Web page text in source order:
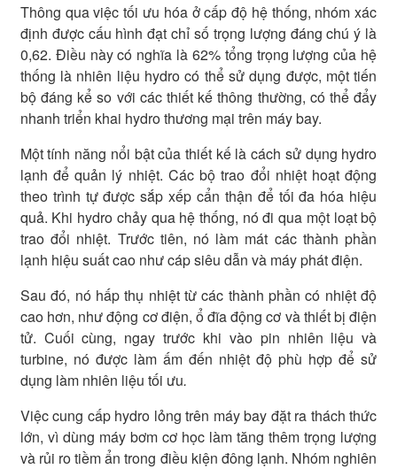
Thông qua việc tối ưu hóa ở cấp độ hệ thống, nhóm xác
định được cấu hình đạt chỉ số trọng lượng đáng chú ý là
0,62. Điều này có nghĩa là 62% tổng trọng lượng của hệ
thống là nhiên liệu hydro có thể sử dụng được, một tiến
bộ đáng kể so với các thiết kế thông thường, có thể đẩy
nhanh triển khai hydro thương mại trên máy bay.
Một tính năng nổi bật của thiết kế là cách sử dụng hydro
lạnh để quản lý nhiệt. Các bộ trao đổi nhiệt hoạt động
theo trình tự được sắp xếp cẩn thận để tối đa hóa hiệu
quả. Khi hydro chảy qua hệ thống, nó đi qua một loạt bộ
trao đổi nhiệt. Trước tiên, nó làm mát các thành phần
lạnh hiệu suất cao như cáp siêu dẫn và máy phát điện.
Sau đó, nó hấp thụ nhiệt từ các thành phần có nhiệt độ
cao hơn, như động cơ điện, ổ đĩa động cơ và thiết bị điện
tử. Cuối cùng, ngay trước khi vào pin nhiên liệu và
turbine, nó được làm ấm đến nhiệt độ phù hợp để sử
dụng làm nhiên liệu tối ưu.
Việc cung cấp hydro lỏng trên máy bay đặt ra thách thức
lớn, vì dùng máy bơm cơ học làm tăng thêm trọng lượng
và rủi ro tiềm ẩn trong điều kiện đông lạnh. Nhóm nghiên